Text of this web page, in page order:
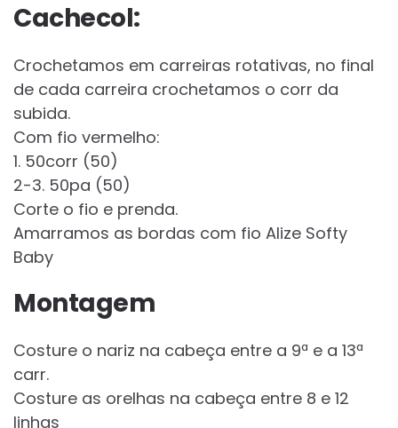
Cachecol:
Crochetamos em carreiras rotativas, no final
de cada carreira crochetamos o corr da
subida.
Com fio vermelho:
1. 50corr (50)
2-3. 50pa (50)
Corte o fio e prenda.
Amarramos as bordas com fio Alize Softy
Baby
Montagem
Costure o nariz na cabeça entre a 9ª e a 13ª
carr.
Costure as orelhas na cabeça entre 8 e 12
linhas